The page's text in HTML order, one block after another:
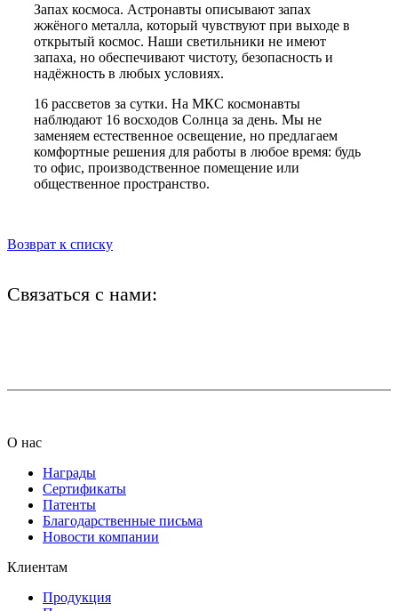
Запах космоса. Астронавты описывают запах
жжёного металла, который чувствуют при выходе в
открытый космос. Наши светильники не имеют
запаха, но обеспечивают чистоту, безопасность и
надёжность в любых условиях.
16 рассветов за сутки. На МКС космонавты
наблюдают 16 восходов Солнца за день. Мы не
заменяем естественное освещение, но предлагаем
комфортные решения для работы в любое время: будь
то офис, производственное помещение или
общественное пространство.
Возврат к списку
Связаться с нами:
О нас
Награды
Сертификаты
Патенты
Благодарственные письма
Новости компании
Клиентам
Продукция